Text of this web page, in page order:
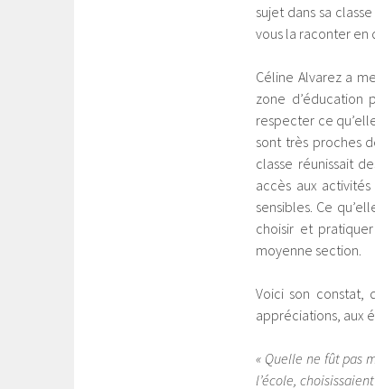
sujet dans sa
vous la raconter en
Céline Alvarez a
zone d’éducation
respecter ce
sont très proches
classe réunissait
accès aux
sensibles. Ce
choisir et
moyenne section.
Voici son constat,
appréciations, aux
« Quelle ne fût pas
l’école,